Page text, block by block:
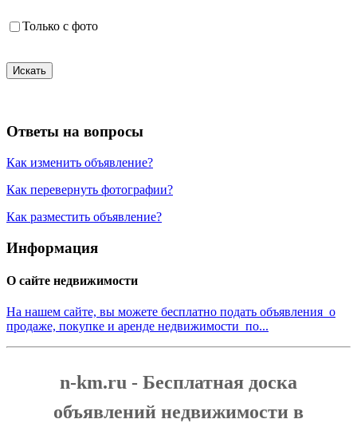
Только с фото
Искать
Ответы на вопросы
Как изменить объявление?
Как перевернуть фотографии?
Как разместить объявление?
Информация
О сайте недвижимости
На нашем сайте, вы можете бесплатно подать объявления о
продаже, покупке и аренде недвижимости по...
n-km.ru - Бесплатная доска
объявлений недвижимости в